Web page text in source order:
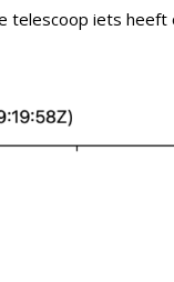
telescoop iets heeft